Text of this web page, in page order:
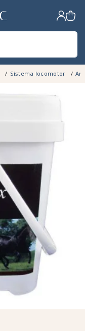
Sístema locomotor